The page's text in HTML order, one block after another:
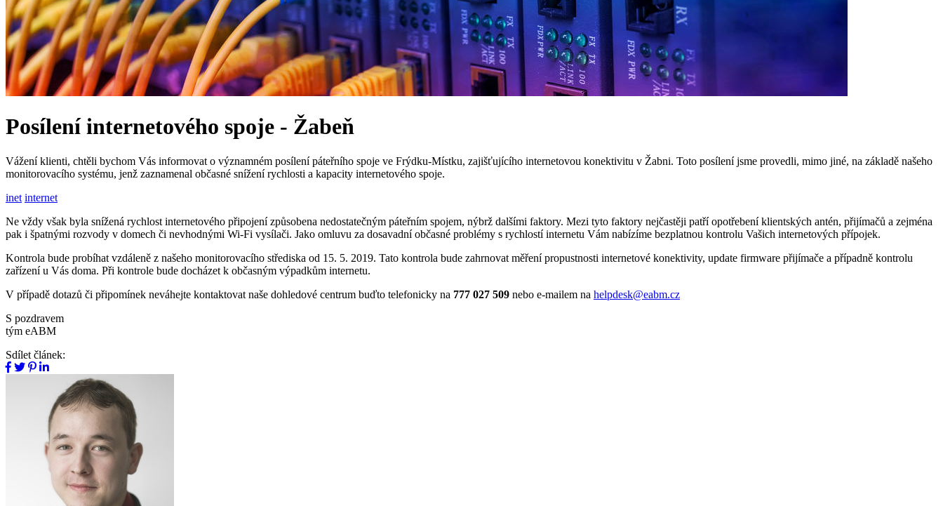
Posílení internetového spoje - Žabeň
Vážení klienti, chtěli bychom Vás informovat o významném posílení páteřního spoje ve Frýdku-Místku, zajišťujícího internetovou konektivitu v Žabni. Toto posílení jsme provedli, mimo jiné, na základě našeho
monitorovacího systému, jenž zaznamenal občasné snížení rychlosti a kapacity internetového spoje.
inet internet
Ne vždy však byla snížená rychlost internetového připojení způsobena nedostatečným páteřním spojem, nýbrž dalšími faktory. Mezi tyto faktory nejčastěji patří opotřebení klientských antén, přijímačů a zejména
pak i špatnými rozvody v domech či nevhodnými Wi-Fi vysílači. Jako omluvu za dosavadní občasné problémy s rychlostí internetu Vám nabízíme bezplatnou kontrolu Vašich internetových přípojek.
Kontrola bude probíhat vzdáleně z našeho monitorovacího střediska od 15. 5. 2019. Tato kontrola bude zahrnovat měření propustnosti internetové konektivity, update firmware přijímače a případně kontrolu
zařízení u Vás doma. Při kontrole bude docházet k občasným výpadkům internetu.
V případě dotazů či připomínek neváhejte kontaktovat naše dohledové centrum buďto telefonicky na 777 027 509 nebo e-mailem na helpdesk@eabm.cz
S pozdravem
tým eABM
Sdílet článek: